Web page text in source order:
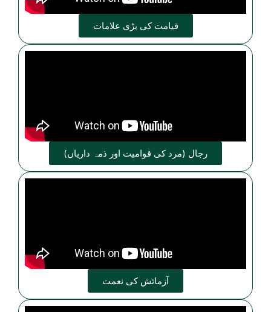
قیامت کی بڑی علامات
رجال (مرد کی قوامیت اور ذمہ داریاں)
آزمائش کی نعمت